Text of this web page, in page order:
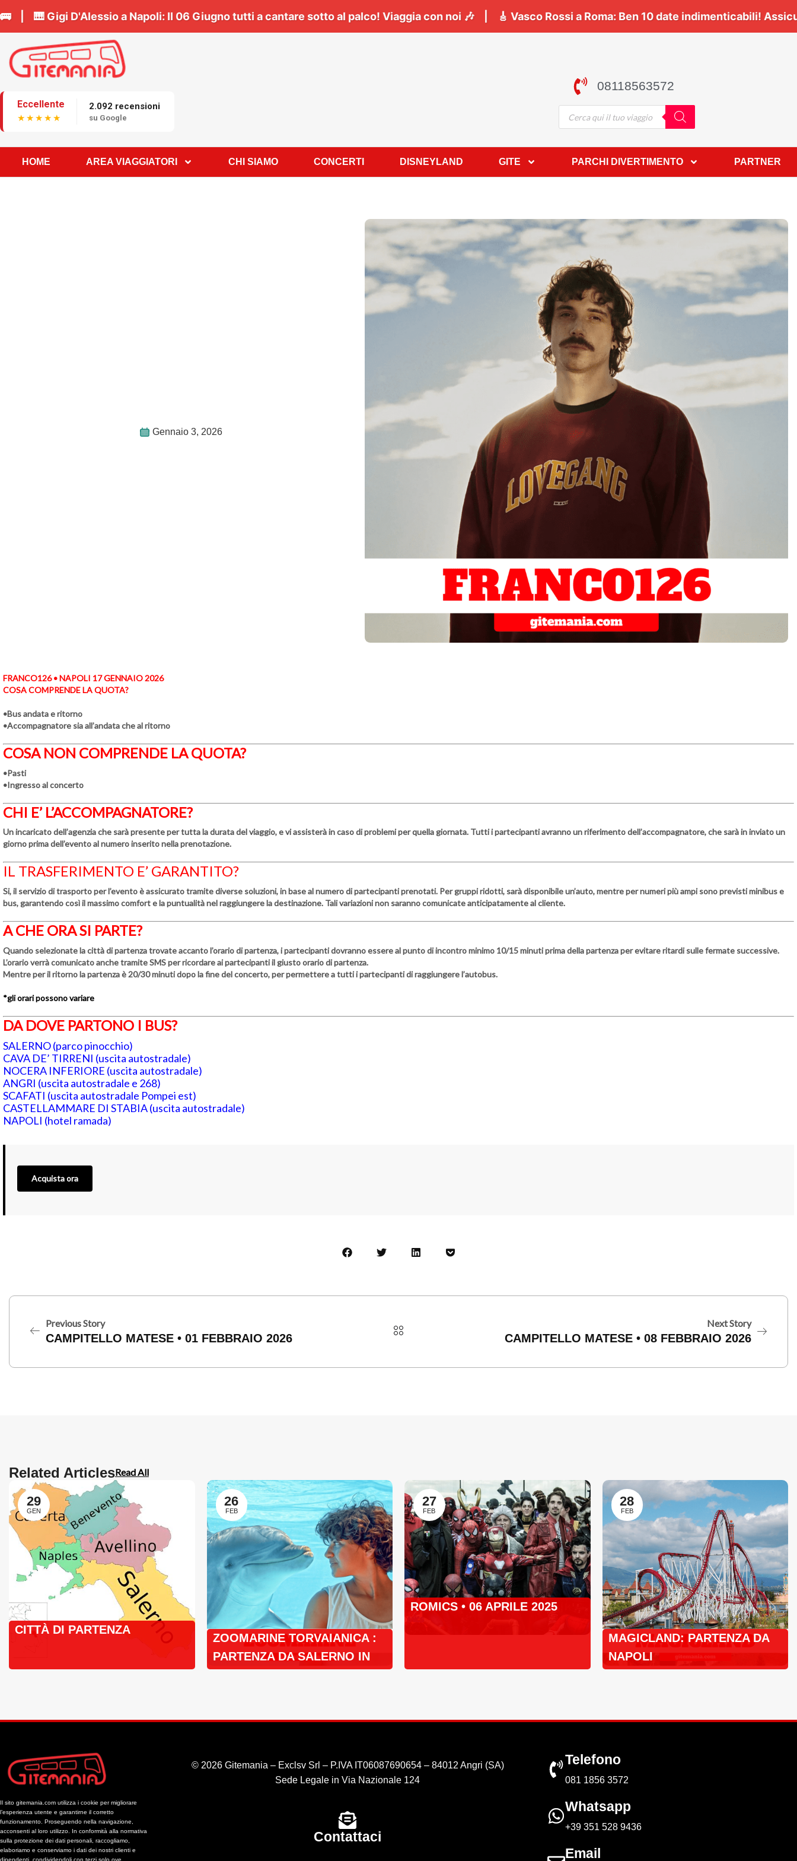
il tuo posto in bus 🚌 | 🎹Gigi D'Alessio a Napoli:Il06 Giugnotutti a cantare sotto al palco! Viaggia con noi 🎶 | 🎸Vasco Rossi a Roma:Ben10
Eccellente
★★★★★
2.092 recensioni
su Google
08118563572
HOME AREA VIAGGIATORI CHI SIAMO CONCERTI DISNEYLAND GITE PARCHI DIVERTIMENTO PARTNER
Gennaio 3, 2026
FRANCO126 • NAPOLI 17 GENNAIO 2026
COSA COMPRENDE LA QUOTA?
•Bus andata e ritorno
•Accompagnatore sia all’andata che al ritorno
COSA NON COMPRENDE LA QUOTA?
•Pasti
•Ingresso al concerto
CHI E’ L’ACCOMPAGNATORE?
Un incaricato dell’agenzia che sarà presente per tutta la durata del viaggio, e vi assisterà in caso di problemi per quella giornata. Tutti i partecipanti avranno un riferimento dell’accompagnatore, che sarà in inviato un
giorno prima dell’evento al numero inserito nella prenotazione.
IL TRASFERIMENTO E’ GARANTITO?
Si, il servizio di trasporto per l’evento è assicurato tramite diverse soluzioni, in base al numero di partecipanti prenotati. Per gruppi ridotti, sarà disponibile un’auto, mentre per numeri più ampi sono previsti minibus e
bus, garantendo così il massimo comfort e la puntualità nel raggiungere la destinazione. Tali variazioni non saranno comunicate anticipatamente al cliente.
A CHE ORA SI PARTE?
Quando selezionate la città di partenza trovate accanto l’orario di partenza, i partecipanti dovranno essere al punto di incontro minimo 10/15 minuti prima della partenza per evitare ritardi sulle fermate successive.
L’orario verrà comunicato anche tramite SMS per ricordare ai partecipanti il giusto orario di partenza.
Mentre per il ritorno la partenza è 20/30 minuti dopo la fine del concerto, per permettere a tutti i partecipanti di raggiungere l’autobus.
*gli orari possono variare
DA DOVE PARTONO I BUS?
SALERNO (parco pinocchio)
CAVA DE’ TIRRENI (uscita autostradale)
NOCERA INFERIORE (uscita autostradale)
ANGRI (uscita autostradale e 268)
SCAFATI (uscita autostradale Pompei est)
CASTELLAMMARE DI STABIA (uscita autostradale)
NAPOLI (hotel ramada)
Acquista ora
Previous Story
CAMPITELLO MATESE • 01 FEBBRAIO 2026
Next Story
CAMPITELLO MATESE • 08 FEBBRAIO 2026
Related ArticlesRead All
29
GEN
CITTÀ DI PARTENZA
26
FEB
ZOOMARINE TORVAIANICA :
PARTENZA DA SALERNO IN
27
FEB
ROMICS • 06 APRILE 2025
28
FEB
MAGICLAND: PARTENZA DA
NAPOLI
Il sito gitemania.com utilizza i cookie per migliorare
l’esperienza utente e garantirne il corretto
funzionamento. Proseguendo nella navigazione,
acconsenti al loro utilizzo. In conformità alla normativa
sulla protezione dei dati personali, raccogliamo,
elaboriamo e conserviamo i dati dei nostri clienti e
dipendenti, condividendoli con terzi solo ove
© 2026 Gitemania – Exclsv Srl – P.IVA IT06087690654 – 84012 Angri (SA)
Sede Legale in Via Nazionale 124
Contattaci
Telefono
081 1856 3572
Whatsapp
+39 351 528 9436
Email